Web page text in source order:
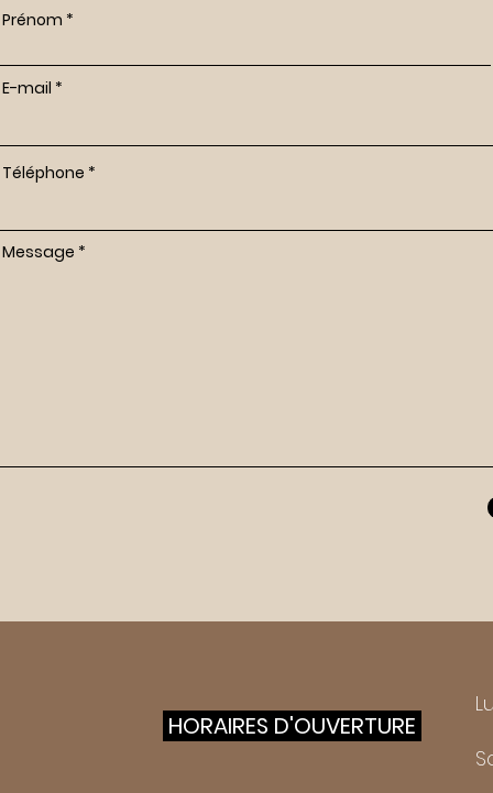
Prénom
E-mail
Téléphone
Message
HORAIRES D'OUVERTURE